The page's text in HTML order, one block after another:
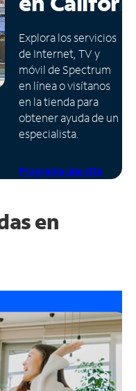
Explora los servicios
de Internet, TV y
móvil de Spectrum
en línea o visítanos
en la tienda para
obtener ayuda de un
especialista.
Programa una cita
en